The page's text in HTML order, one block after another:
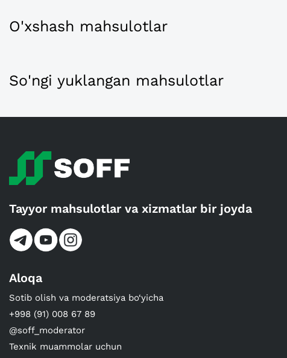
O'xshash mahsulotlar
So'ngi yuklangan mahsulotlar
Tayyor mahsulotlar va xizmatlar bir joyda
Aloqa
Sotib olish va moderatsiya bo‘yicha
+998 (91) 008 67 89
@soff_moderator
Texnik muammolar uchun